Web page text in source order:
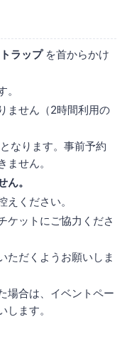
ラップを首からかけ
ません（2時間利用の
となります。事前予約
せん。
。
ください。
ケットにご協力くださ
ただくようお願いしま
場合は、イベントペー
ます。